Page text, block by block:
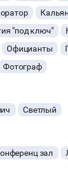
"под ключ"
Официанты
Фотограф
Светлый
зал